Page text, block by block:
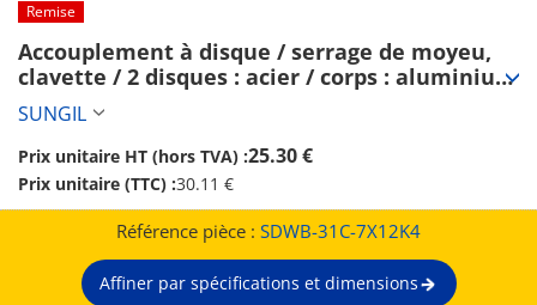
Remise
Accouplement à disque / serrage de moyeu,
clavette / 2 disques : acier / corps : aluminium
/ SDWB / SUNGIL (SDWB-31C-7X12K4)
SUNGIL
Prix unitaire HT (hors TVA) :25.30 €
Prix unitaire (TTC) :30.11 €
Référence pièce : SDWB-31C-7X12K4
Affiner par spécifications et dimensions